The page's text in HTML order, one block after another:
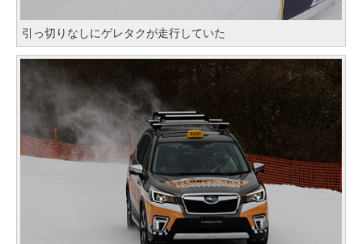
引っ切りなしにゲレタクが走行していた